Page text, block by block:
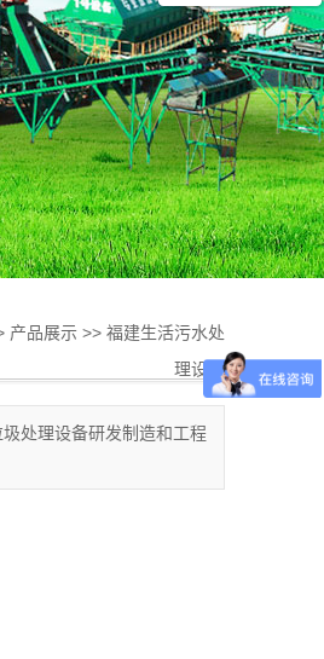
产品展示 >> 福建生活污水处
理设备
处理设备研发制造和工程